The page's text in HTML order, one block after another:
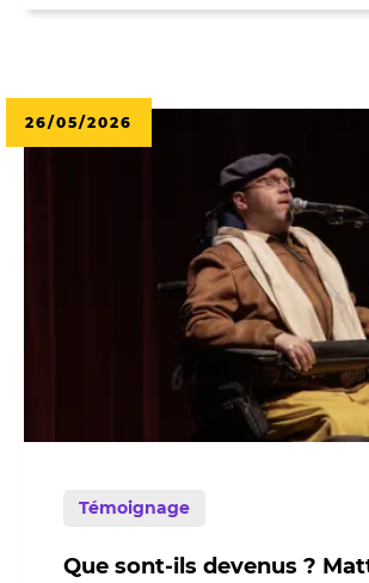
26/05/2026
Témoignage
Que sont-ils devenus ?